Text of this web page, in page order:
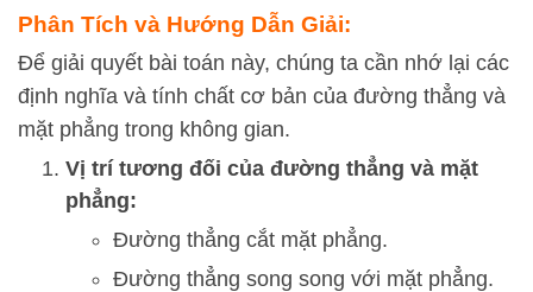
Phân Tích và Hướng Dẫn Giải:
Để giải quyết bài toán này, chúng ta cần nhớ lại các
định nghĩa và tính chất cơ bản của đường thẳng và
mặt phẳng trong không gian.
Vị trí tương đối của đường thẳng và mặt
phẳng:
Đường thẳng cắt mặt phẳng.
Đường thẳng song song với mặt phẳng.